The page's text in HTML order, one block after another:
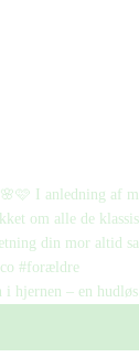
i hjernen – en hudløs